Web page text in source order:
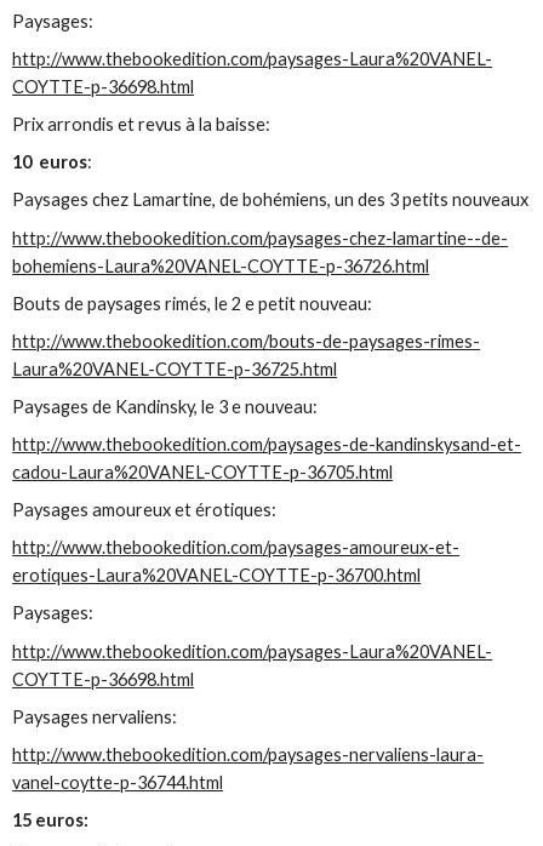
Paysages:
http://www.thebookedition.com/paysages-Laura%20VANEL-
COYTTE-p-36698.html
Prix arrondis et revus à la baisse:
10 euros:
Paysages chez Lamartine, de bohémiens, un des 3 petits nouveaux
http://www.thebookedition.com/paysages-chez-lamartine--de-
bohemiens-Laura%20VANEL-COYTTE-p-36726.html
Bouts de paysages rimés, le 2 e petit nouveau:
http://www.thebookedition.com/bouts-de-paysages-rimes-
Laura%20VANEL-COYTTE-p-36725.html
Paysages de Kandinsky, le 3 e nouveau:
http://www.thebookedition.com/paysages-de-kandinskysand-et-
cadou-Laura%20VANEL-COYTTE-p-36705.html
Paysages amoureux et érotiques:
http://www.thebookedition.com/paysages-amoureux-et-
erotiques-Laura%20VANEL-COYTTE-p-36700.html
Paysages:
http://www.thebookedition.com/paysages-Laura%20VANEL-
COYTTE-p-36698.html
Paysages nervaliens:
http://www.thebookedition.com/paysages-nervaliens-laura-
vanel-coytte-p-36744.html
15 euros: